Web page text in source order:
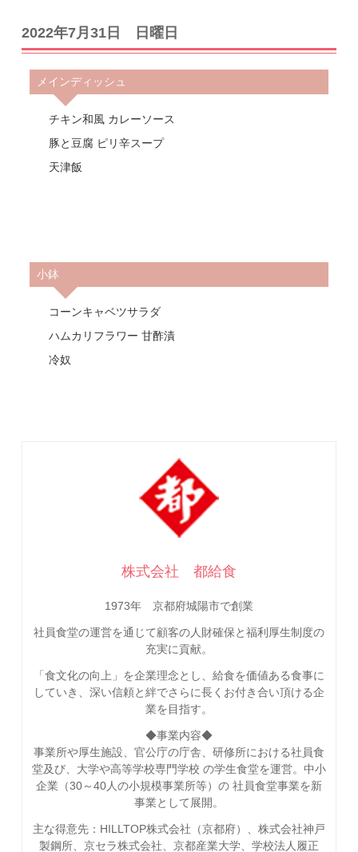
2022年7月31日 日曜日
メインディッシュ
チキン和風 カレーソース
豚と豆腐 ピリ辛スープ
天津飯
小鉢
コーンキャベツサラダ
ハムカリフラワー 甘酢漬
冷奴
株式会社 都給食
1973年 京都府城陽市で創業
社員食堂の運営を通じて顧客の人財確保と福利厚生制度の
充実に貢献。
「食文化の向上」を企業理念とし、給食を価値ある食事に
していき、深い信頼と絆でさらに長くお付き合い頂ける企
業を目指す。
◆事業内容◆
事業所や厚生施設、官公庁の庁舎、研修所における社員食
堂及び、大学や高等学校専門学校 の学生食堂を運営。中小
企業（30～40人の小規模事業所等）の 社員食堂事業を新
事業として展開。
主な得意先：HILLTOP株式会社（京都府）、株式会社神戸
製鋼所、京セラ株式会社、京都産業大学、学校法人履正